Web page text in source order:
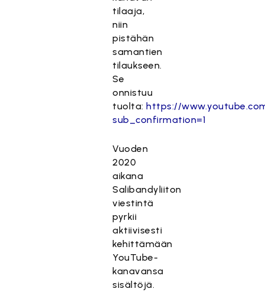
tilaaja,
niin
pistähän
samantien
tilaukseen.
Se
onnistuu
tuolta:https://
sub_confirmation=1
Vuoden
2020
aikana
Salibandyliiton
viestintä
pyrkii
aktiivisesti
kehittämään
YouTube-
kanavansa
sisältöjä.